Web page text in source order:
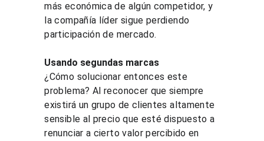
más económica de algún competidor, y
la compañía líder sigue perdiendo
participación de mercado.
Usando segundas marcas
¿Cómo solucionar entonces este
problema? Al reconocer que siempre
existirá un grupo de clientes altamente
sensible al precio que esté dispuesto a
renunciar a cierto valor percibido en